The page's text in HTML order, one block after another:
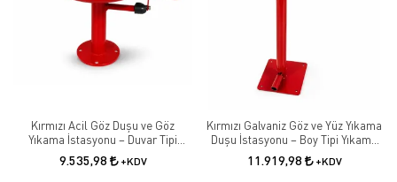
Kırmızı Acil Göz Duşu ve Göz
Yıkama İstasyonu – Duvar Tipi
Galvaniz El Kumandalı
9.535,98 +KDV
Kırmızı Galvaniz Göz ve Yüz Yıkama
Duşu İstasyonu – Boy Tipi Yıkama
Çeşmesi
11.919,98 +KDV